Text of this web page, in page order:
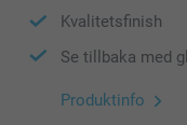
Kvalitetsfinish
Se tillbaka med
Produktinfo